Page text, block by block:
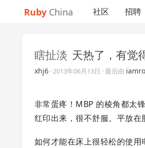
Ruby China 社区 招聘
瞎扯淡 天热了，有觉
xhj6 ·2013年06月13日 · 最后由
非常蛋疼！MBP 的棱角都太
红印出来，很不舒服。平放在
如何才能在床上很轻松的使用